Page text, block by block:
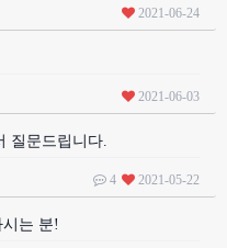
2021-06-24
2021-06-03
질문드립니다.
4 2021-05-22
는 분!